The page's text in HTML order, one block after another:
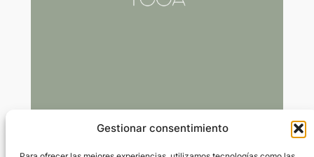
Gestionar consentimiento
Sanar tu espalda